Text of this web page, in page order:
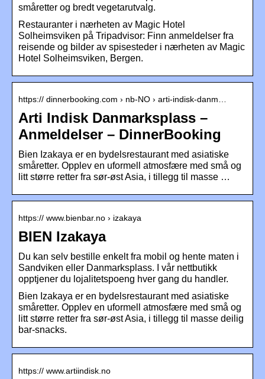
småretter og bredt vegetarutvalg.
Restauranter i nærheten av Magic Hotel
Solheimsviken på Tripadvisor: Finn anmeldelser fra
reisende og bilder av spisesteder i nærheten av Magic
Hotel Solheimsviken, Bergen.
https:// dinnerbooking.com › nb-NO › arti-indisk-danm…
Arti Indisk Danmarksplass –
Anmeldelser – DinnerBooking
Bien Izakaya er en bydelsrestaurant med asiatiske
småretter. Opplev en uformell atmosfære med små og
litt større retter fra sør-øst Asia, i tillegg til masse …
https:// www.bienbar.no › izakaya
BIEN Izakaya
Du kan selv bestille enkelt fra mobil og hente maten i
Sandviken eller Danmarksplass. I vår nettbutikk
opptjener du lojalitetspoeng hver gang du handler.
Bien Izakaya er en bydelsrestaurant med asiatiske
småretter. Opplev en uformell atmosfære med små og
litt større retter fra sør-øst Asia, i tillegg til masse deilig
bar-snacks.
https:// www.artiindisk.no